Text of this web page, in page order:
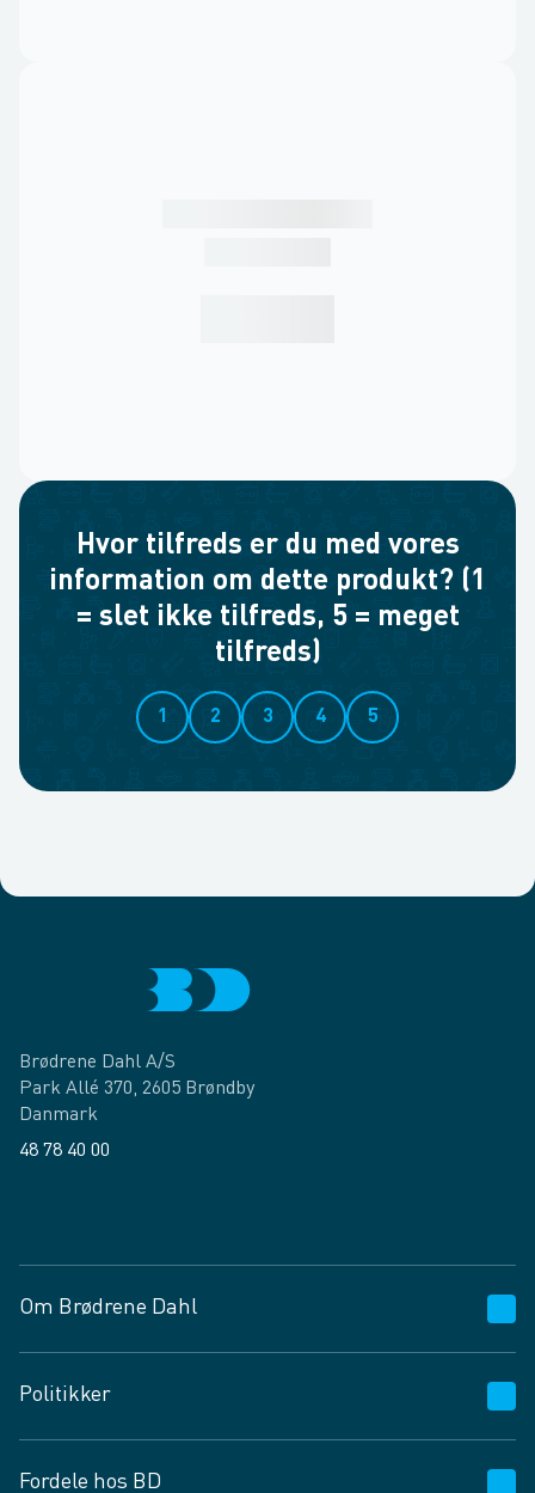
Hvor tilfreds er du med vores
information om dette produkt? (1
= slet ikke tilfreds, 5 = meget
tilfreds)
1 2 3 4 5
Brødrene Dahl A/S
Park Allé 370, 2605 Brøndby
Danmark
48 78 40 00
Om Brødrene Dahl
Vagttelefon 30 10 89 89
Spørgsmål og svar
Job og karriere
Politikker
Fordele hos BD